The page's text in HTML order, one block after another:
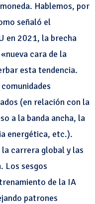
Hablemos, por
señaló el
en 2021, la brecha
cara de la
esta tendencia.
(en relación con la
a la banda ancha, la
energética, etc.).
carrera global y las
Los sesgos
de la IA
patrones